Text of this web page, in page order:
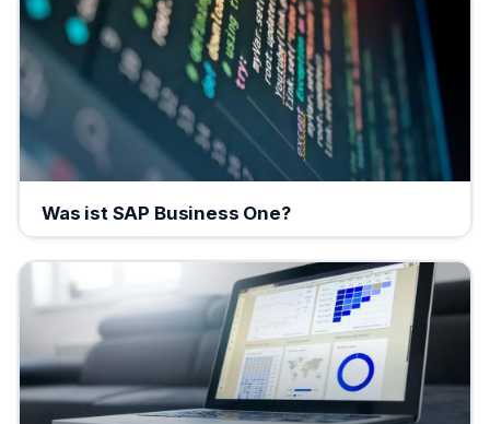
Was ist SAP Business One?